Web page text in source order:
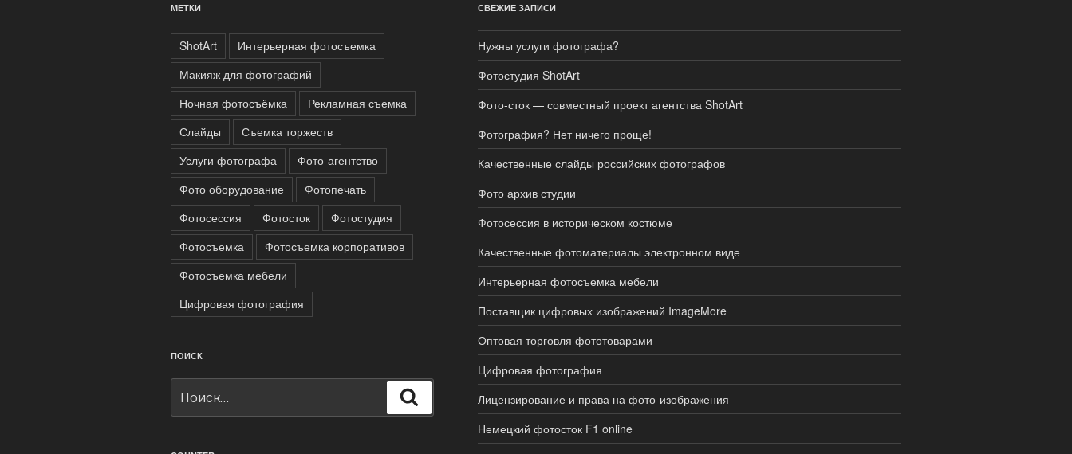
МЕТКИ
ShotArt
Интерьерная фотосъемка
Макияж для фотографий
Ночная фотосъёмка
Рекламная съемка
Слайды
Съемка торжеств
Услуги фотографа
Фото-агентство
Фото оборудование
Фотопечать
Фотосессия
Фотосток
Фотостудия
Фотосъемка
Фотосъемка корпоративов
Фотосъемка мебели
Цифровая фотография
ПОИСК
СВЕЖИЕ ЗАПИСИ
Нужны услуги фотографа?
Фотостудия ShotArt
Фото-сток — совместный проект агентства ShotArt
Фотография? Нет ничего проще!
Качественные слайды российских фотографов
Фото архив студии
Фотосессия в историческом костюме
Качественные фотоматериалы электронном виде
Интерьерная фотосъемка мебели
Поставщик цифровых изображений ImageMore
Оптовая торговля фототоварами
Цифровая фотография
Лицензирование и права на фото-изображения
Немецкий фотосток F1 online